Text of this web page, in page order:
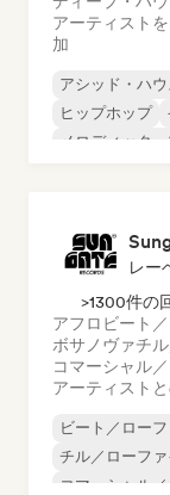
アーティスト
加
アシッド・ハウ
ヒップホップ
メロディック
レー
>1300件の
アフロビート
ボサノヴァチ
コマーシャル
アーティスト
ビート／ローフ
チル／ローフ
コマーシャル